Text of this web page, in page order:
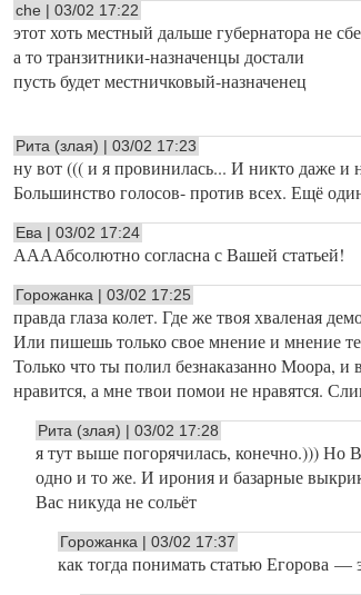
che | 03/02 17:22
этот хоть местный дальше губернатора не
а то транзитники-назначенцы достали
пусть будет местничковый-назначенец
Рита (злая) | 03/02 17:23
ну вот ((( и я провинилась... И никто даже и
Большинство голосов- против всех. Ещё
Ева | 03/02 17:24
ААААбсолютно согласна с Вашей статьей!
Горожанка | 03/02 17:25
правда глаза колет. Где же твоя хваленая
Или пишешь только свое мнение и мнение
Только что ты полил безнаказанно Моора,
нравится, а мне твои помои не нравятся.
Рита (злая) | 03/02 17:28
я тут выше погорячилась, конечно.))) Но
одно и то же. И ирония и базарные
Вас никуда не сольёт
Горожанка | 03/02 17:37
как тогда понимать статью Егорова —